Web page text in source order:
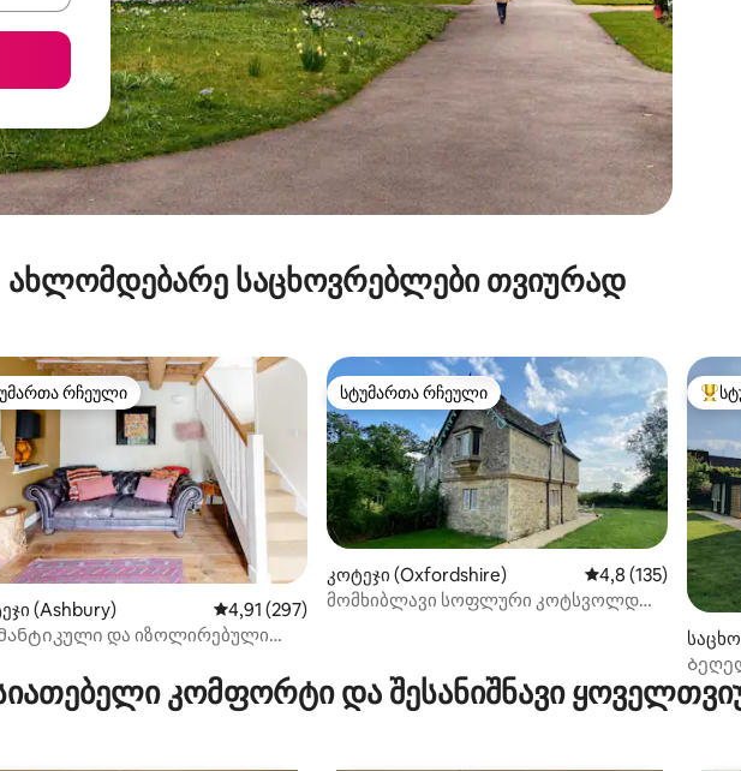
ახლომდებარე საცხოვრებლები თვიურად
5‑დან 4,97, 439 მიმოხილვა
რჩეული
რჩეული
(Ashbury) საშუალო შეფასებაა 5‑დან 4,91, 297 მიმოხილვა
4,91 (297)
და იზოლირებული
პაბი
სტუმართა რჩეული
სტუმართა რჩეული
კოტეჯი (Oxfordshire) საშუალო
4,8 (135)
მომხიბლავი სოფლური კოტსვოლდ
ნი)
კომფორტი და შესანიშნავი